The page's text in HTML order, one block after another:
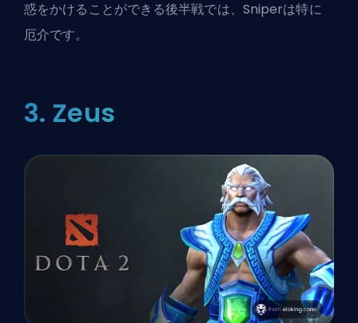
惑をかけることができる後半戦では、Sniperは特に
厄介です。
3. Zeus